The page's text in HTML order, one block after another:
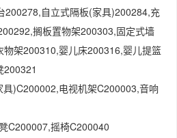
200278,自立式隔板(家具)200284,充
搁板置物架200303,固定式墙
架200310,婴儿床200316,婴儿提篮
200321
)C200002,电视机架C200003,音响
C200007,摇椅C200040